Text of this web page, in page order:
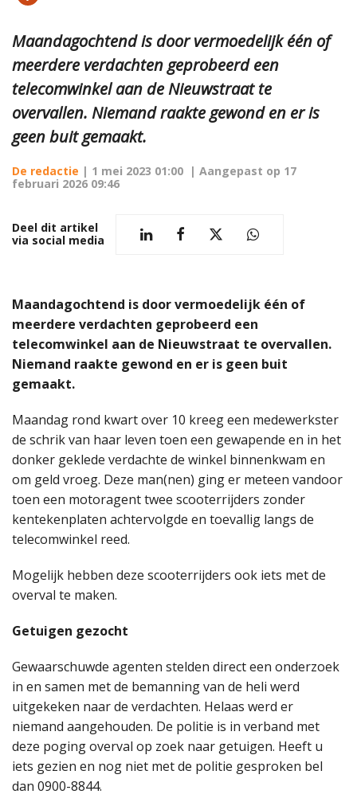
Maandagochtend is door vermoedelijk één of
meerdere verdachten geprobeerd een
telecomwinkel aan de Nieuwstraat te
overvallen. Niemand raakte gewond en er is
geen buit gemaakt.
De redactie | 1 mei 2023 01:00 | Aangepast op 17
februari 2026 09:46
Deel dit artikel
via social media
Maandagochtend is door vermoedelijk één of
meerdere verdachten geprobeerd een
telecomwinkel aan de Nieuwstraat te overvallen.
Niemand raakte gewond en er is geen buit
gemaakt.
Maandag rond kwart over 10 kreeg een medewerkster
de schrik van haar leven toen een gewapende en in het
donker geklede verdachte de winkel binnenkwam en
om geld vroeg. Deze man(nen) ging er meteen vandoor
toen een motoragent twee scooterrijders zonder
kentekenplaten achtervolgde en toevallig langs de
telecomwinkel reed.
Mogelijk hebben deze scooterrijders ook iets met de
overval te maken.
Getuigen gezocht
Gewaarschuwde agenten stelden direct een onderzoek
in en samen met de bemanning van de heli werd
uitgekeken naar de verdachten. Helaas werd er
niemand aangehouden. De politie is in verband met
deze poging overval op zoek naar getuigen. Heeft u
iets gezien en nog niet met de politie gesproken bel
dan 0900-8844.